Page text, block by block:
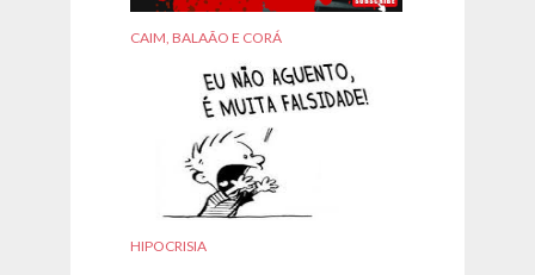
CAIM, BALAÃO E CORÁ
HIPOCRISIA